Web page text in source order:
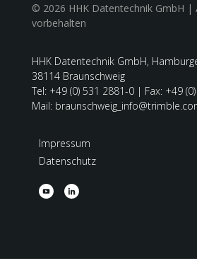
© 2026 HHK Datentechnik GmbH |
vorbehalten
HHK Datentechnik GmbH,
38114 Braunschweig
Tel: +49 (0) 531 2881-0 | Fax: +49
Mail:
Impressum
Datenschutz